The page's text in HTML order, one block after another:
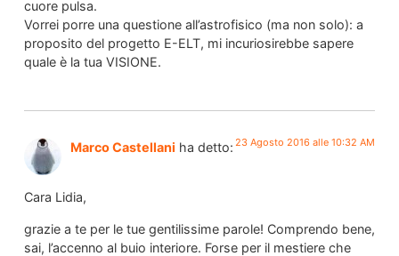
cuore pulsa.
Vorrei porre una questione all’astrofisico (ma non solo): a
proposito del progetto E-ELT, mi incuriosirebbe sapere
quale è la tua VISIONE.
Marco Castellani ha detto: 23 Agosto 2016 alle 10:32 AM
Cara Lidia,
grazie a te per le tue gentilissime parole! Comprendo bene,
sai, l’accenno al buio interiore. Forse per il mestiere che